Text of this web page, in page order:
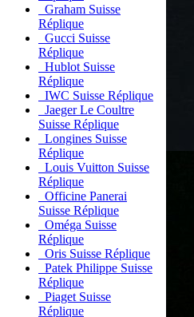
Graham Suisse
Réplique
Gucci Suisse
Réplique
Hublot Suisse
Réplique
IWC Suisse Réplique
Jaeger Le Coultre
Suisse Réplique
Longines Suisse
Réplique
Louis Vuitton Suisse
Réplique
Officine Panerai
Suisse Réplique
Oméga Suisse
Réplique
Oris Suisse Réplique
Patek Philippe Suisse
Réplique
Piaget Suisse
Réplique